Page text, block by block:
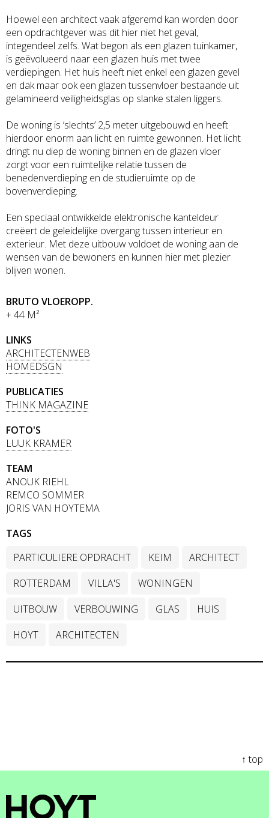
Hoewel een architect vaak afgeremd kan worden door
een opdrachtgever was dit hier niet het geval,
integendeel zelfs. Wat begon als een glazen tuinkamer,
is geëvolueerd naar een glazen huis met twee
verdiepingen. Het huis heeft niet enkel een glazen gevel
en dak maar ook een glazen tussenvloer bestaande uit
gelamineerd veiligheidsglas op slanke stalen liggers.
De woning is ‘slechts’ 2,5 meter uitgebouwd en heeft
hierdoor enorm aan licht en ruimte gewonnen. Het licht
dringt nu diep de woning binnen en de glazen vloer
zorgt voor een ruimtelijke relatie tussen de
benedenverdieping en de studieruimte op de
bovenverdieping.
Een speciaal ontwikkelde elektronische kanteldeur
creëert de geleidelijke overgang tussen interieur en
exterieur. Met deze uitbouw voldoet de woning aan de
wensen van de bewoners en kunnen hier met plezier
blijven wonen.
BRUTO VLOEROPP.
+ 44 M²
LINKS
ARCHITECTENWEB
HOMEDSGN
PUBLICATIES
THINK MAGAZINE
FOTO'S
LUUK KRAMER
TEAM
ANOUK RIEHL
REMCO SOMMER
JORIS VAN HOYTEMA
TAGS
PARTICULIERE OPDRACHT
KEIM
ARCHITECT
ROTTERDAM
VILLA'S
WONINGEN
UITBOUW
VERBOUWING GLAS
HUIS
HOYT
ARCHITECTEN
↑ top